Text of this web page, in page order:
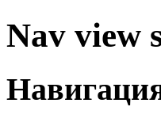
Nav view